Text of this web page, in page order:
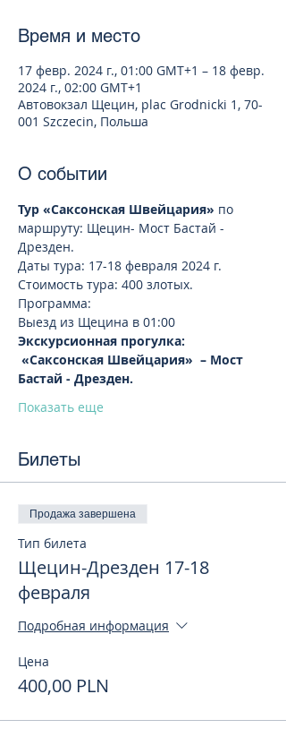
Время и место
17 февр. 2024 г., 01:00 GMT+1 – 18 февр.
2024 г., 02:00 GMT+1
Автовокзал Щецин, plac Grodnicki 1, 70-
001 Szczecin, Польша
О событии
Тур «Саксонская Швейцария» по
маршруту: Щецин- Мост Бастай -
Дрезден.
Даты тура: 17-18 февраля 2024 г.
Стоимость тура: 400 злотых.
Программа:
Выезд из Щецина в 01:00
Экскурсионная прогулка:
«Саксонская Швейцария»  – Мост
Бастай - Дрезден.
Показать еще
Билеты
Продажа завершена
Тип билета
Щецин-Дрезден 17-18
февраля
Подробная информация
Цена
400,00 PLN